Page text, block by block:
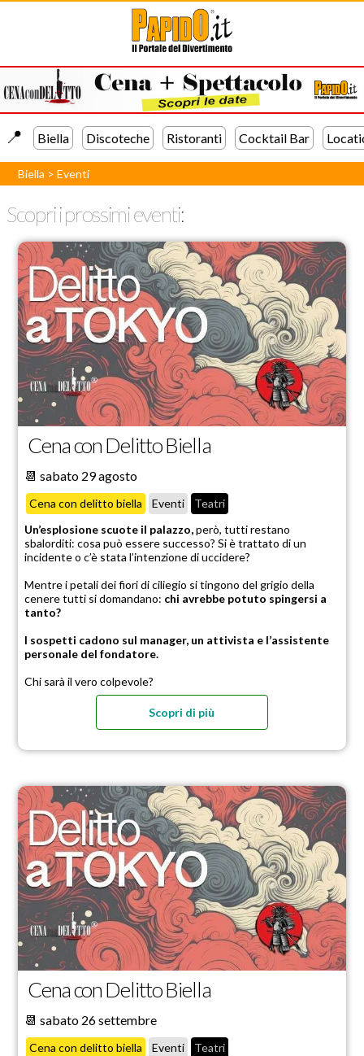
📍️ Biella Discoteche Ristoranti Cocktail Bar
Biella >Eventi
Scopri i prossimi eventi:
Cena con Delitto Biella
📆 sabato 29 agosto
Cena con delitto biella Eventi
Teatri
Un’esplosione scuote il palazzo,però, tutti restano
sbalorditi: cosa può essere successo? Si è trattato di un
incidente o c’è stata l’intenzione di uccidere?
Mentre i petali dei fiori di ciliegio si tingono del grigio della
cenere tutti si domandano: chi avrebbe potuto spingersi a
tanto?
I sospetti cadono sul manager, un attivista e l’assistente
personale del fondatore.
Chi sarà il vero colpevole?
Scopri di più
Cena con Delitto Biella
📆 sabato 26 settembre
Cena con delitto biella Eventi
Teatri